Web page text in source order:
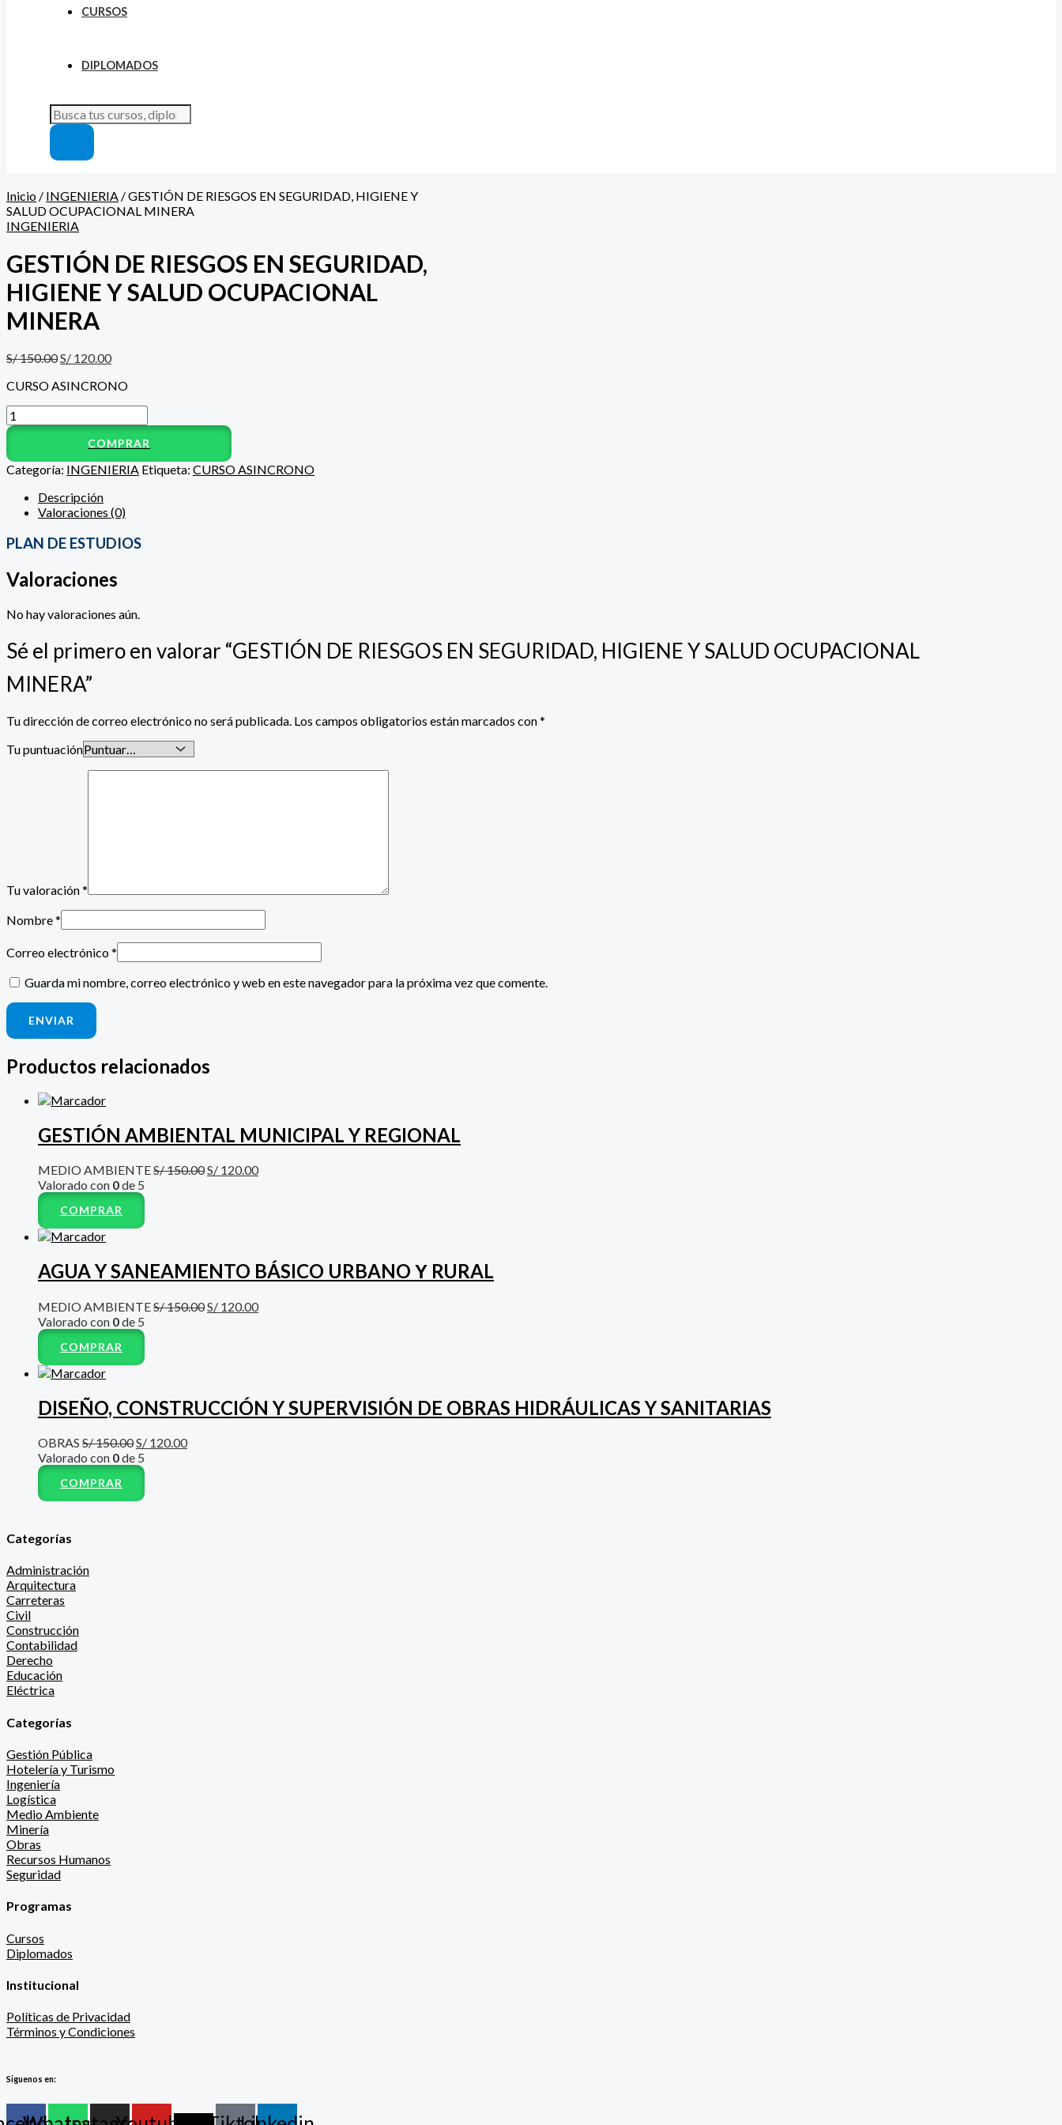
CURSOS
DIPLOMADOS
Inicio / INGENIERIA / GESTIÓN DE RIESGOS EN SEGURIDAD, HIGIENE Y
SALUD OCUPACIONAL MINERA
INGENIERIA
GESTIÓN DE RIESGOS EN SEGURIDAD,
HIGIENE Y SALUD OCUPACIONAL
MINERA
S/150.00S/ 120.00
CURSO ASINCRONO
COMPRAR
Categoría: INGENIERIA Etiqueta: CURSO ASINCRONO
Descripción
Valoraciones (0)
PLAN DE ESTUDIOS
Valoraciones
No hay valoraciones aún.
Sé el primero en valorar “GESTIÓN DE RIESGOS EN SEGURIDAD, HIGIENE Y SALUD OCUPACIONAL
MINERA”
Tu dirección de correo electrónico no será publicada. Los campos obligatorios están marcados con*
Tu puntuación
Tu valoración*
Nombre*
Correo electrónico*
Guarda mi nombre, correo electrónico y web en este navegador para la próxima vez que comente.
Productos relacionados
GESTIÓN AMBIENTAL MUNICIPAL Y REGIONAL
MEDIO AMBIENTES/150.00S/ 120.00
Valorado con 0de 5
COMPRAR
AGUA Y SANEAMIENTO BÁSICO URBANO Υ RURAL
MEDIO AMBIENTES/150.00S/ 120.00
Valorado con 0de 5
COMPRAR
DISEÑO, CONSTRUCCIÓN Y SUPERVISIÓN DE OBRAS HIDRÁULICAS Y SANITARIAS
OBRAS S/150.00S/ 120.00
Valorado con 0de 5
COMPRAR
Categorías
Administración
Arquitectura
Carreteras
Civil
Construcción
Contabilidad
Derecho
Educación
Eléctrica
Categorías
Gestión Pública
Hotelería y Turismo
Ingeniería
Logística
Medio Ambiente
Minería
Obras
Recursos Humanos
Seguridad
Programas
Cursos
Diplomados
Institucional
Políticas de Privacidad
Términos y Condiciones
Siguenos en: